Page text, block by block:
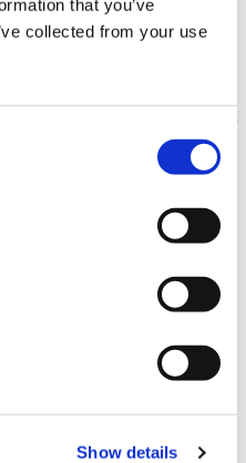
that you’ve
collected from your use
Show details
ANWENDUNGEN